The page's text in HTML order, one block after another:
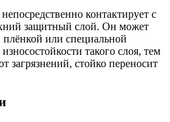
контактирует с
защитный слой. Он может
или специальной
такого слоя, тем
загрязнений, стойко переносит